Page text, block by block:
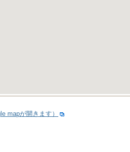
mapが開きます）